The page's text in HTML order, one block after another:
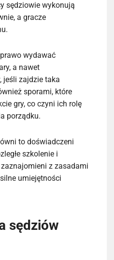
sędziowie wykonują
a gracze
wydawać
a nawet
jeśli zajdzie taka
sporami, które
gry, co czyni ich rolę
porządku.
to doświadczeni
szkolenie i
z zasadami
umiejętności
sędziów